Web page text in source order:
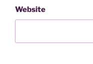
Website